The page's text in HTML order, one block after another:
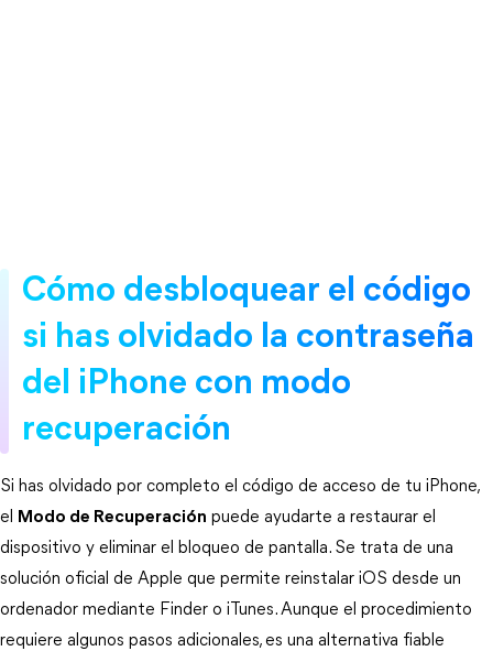
Cómo desbloquear el código
si has olvidado la contraseña
del iPhone con modo
recuperación
Si has olvidado por completo el código de acceso de tu iPhone,
el
Modo de Recuperación puede ayudarte a restaurar el
dispositivo y eliminar el bloqueo de pantalla. Se trata de una
solución oficial de Apple que permite reinstalar iOS desde un
ordenador mediante Finder o iTunes. Aunque el procedimiento
requiere algunos pasos adicionales, es una alternativa fiable